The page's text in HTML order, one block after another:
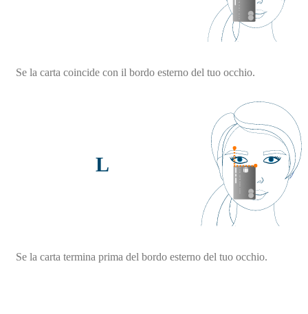
Se la carta coincide con il bordo esterno del tuo occhio.
L
Se la carta termina prima del bordo esterno del tuo occhio.